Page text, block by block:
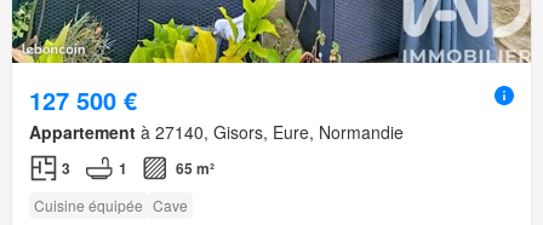
127 500 €
Appartement à 27140, Gisors, Eure, Normandie
3 1 65 m²
Cuisine équipée Cave